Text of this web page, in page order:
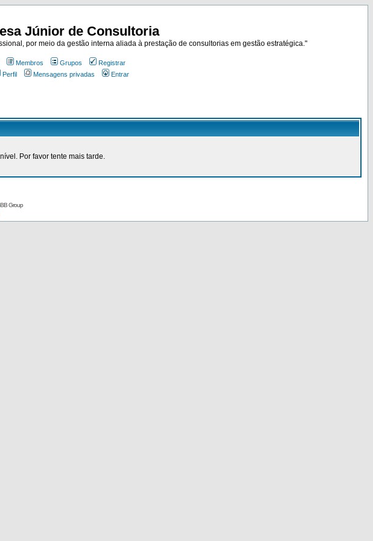
Júnior de Consultoria
por meio da gestão interna aliada à prestação de consultorias em gestão estratégica."
Membros Grupos
Registrar
Perfil Mensagens privadas Entrar
Por favor tente mais tarde.
Group